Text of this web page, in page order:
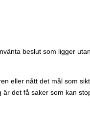
beslut som ligger
eller nått det mål som
det få saker som kan